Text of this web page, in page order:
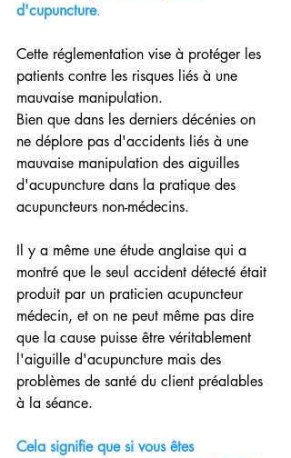
d'cupuncture.
Cette réglementation vise à protéger les
patients contre les risques liés à une
mauvaise manipulation.
Bien que dans les derniers décénies on
ne déplore pas d'accidents liés à une
mauvaise manipulation des aiguilles
d'acupuncture dans la pratique des
acupuncteurs non-médecins.
Il y a même une étude anglaise qui a
montré que le seul accident détecté était
produit par un praticien acupuncteur
médecin, et on ne peut même pas dire
que la cause puisse être véritablement
l'aiguille d'acupuncture mais des
problèmes de santé du client préalables
à la séance.
Cela signifie que si vous êtes